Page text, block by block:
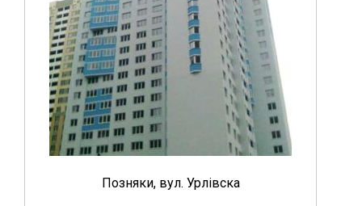
Позняки, вул. Урлівска